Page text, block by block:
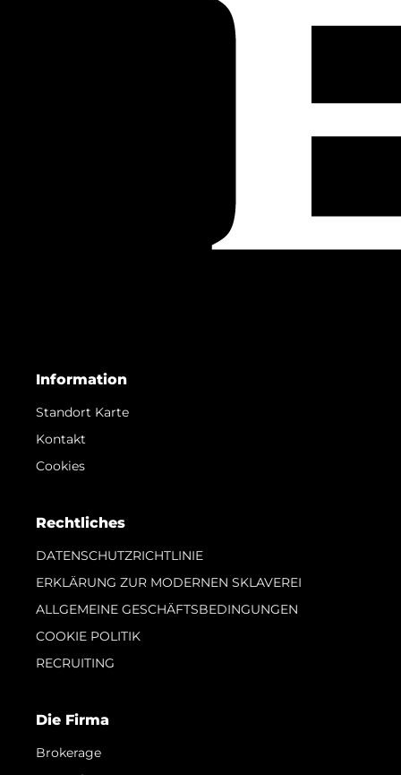
Information
Standort Karte
Kontakt
Cookies
Rechtliches
DATENSCHUTZRICHTLINIE
ERKLÄRUNG ZUR MODERNEN SKLAVEREI
ALLGEMEINE GESCHÄFTSBEDINGUNGEN
COOKIE POLITIK
RECRUITING
Die Firma
Brokerage